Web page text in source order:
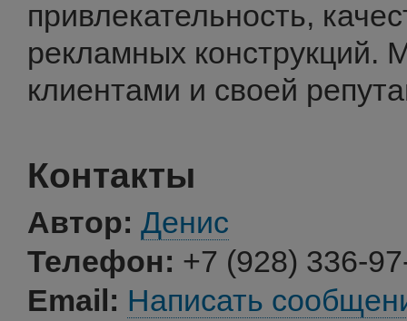
привлекательность,
рекламных
клиентами и своей
Контакты
Автор: Денис
Телефон: +7 (928) 336-
Email: Написать